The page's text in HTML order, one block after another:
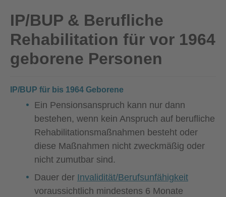
IP/BUP & Berufliche
Rehabilitation für vor 1964
geborene Personen
IP/BUP für bis 1964 Geborene
Ein Pensionsanspruch kann nur dann
bestehen, wenn kein Anspruch auf berufliche
Rehabilitationsmaßnahmen besteht oder
diese Maßnahmen nicht zweckmäßig oder
nicht zumutbar sind.
Dauer der Invalidität/Berufsunfähigkeit
voraussichtlich mindestens 6 Monate